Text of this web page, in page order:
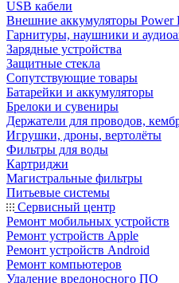
USB кабели
Внешние аккумуляторы Power
Гарнитуры, наушники и
Зарядные устройства
Защитные стекла
Сопутствующие товары
Батарейки и аккумуляторы
Брелоки и сувениры
Держатели для проводов,
Игрушки, дроны, вертолёты
Фильтры для воды
Картриджи
Магистральные фильтры
Питьевые системы
Сервисный центр
Ремонт мобильных устройств
Ремонт устройств Apple
Ремонт устройств Android
Ремонт компьютеров
Удаление вредоносного ПО